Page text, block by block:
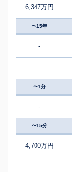
6,347万円
〜15年
-
〜1分
-
〜15分
4,700万円